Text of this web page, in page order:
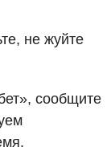
не жуйте
сообщите